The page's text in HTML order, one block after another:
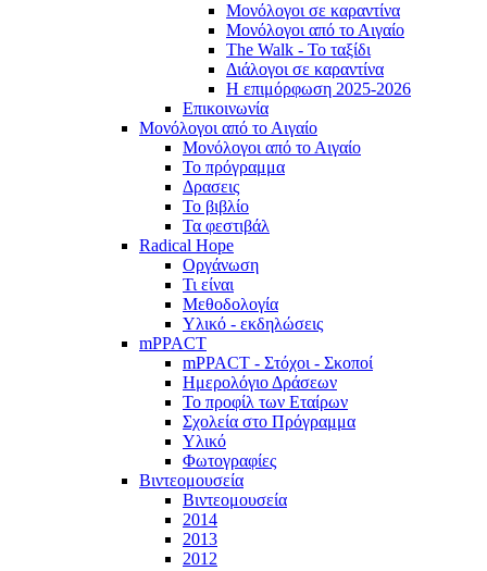
Μονόλογοι σε καραντίνα
Μονόλογοι από το Αιγαίο
The Walk - Το ταξίδι
Διάλογοι σε καραντίνα
Η επιμόρφωση 2025-2026
Επικοινωνία
Μονόλογοι από το Αιγαίο
Μονόλογοι από το Αιγαίο
Το πρόγραμμα
Δρασεις
Το βιβλίο
Τα φεστιβάλ
Radical Hope
Οργάνωση
Τι είναι
Μεθοδολογία
Υλικό - εκδηλώσεις
mPPACT
mPPACT - Στόχοι - Σκοποί
Ημερολόγιο Δράσεων
Το προφίλ των Εταίρων
Σχολεία στο Πρόγραμμα
Υλικό
Φωτογραφίες
Βιντεομουσεία
Βιντεομουσεία
2014
2013
2012